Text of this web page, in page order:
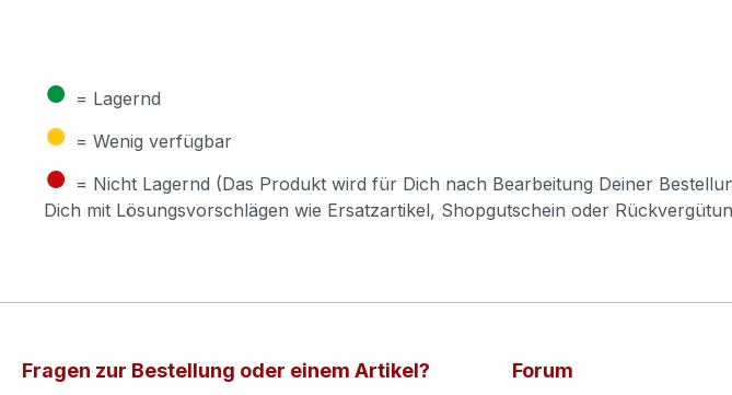
● = Lagernd
● = Wenig verfügbar
● = Nicht Lagernd (Das Produkt wird für Dich nach Bearbeitung Deiner
Dich mit Lösungsvorschlägen wie Ersatzartikel, Shopgutschein oder
Fragen zur Bestellung oder einem Artikel? Forum